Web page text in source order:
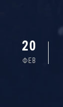
20
ФЕВ